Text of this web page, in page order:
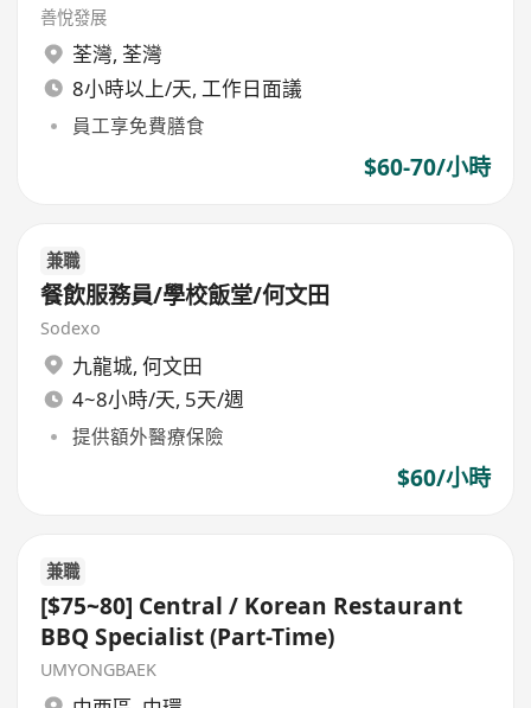
善悅發展
荃灣, 荃灣
8小時以上/天, 工作日面議
員工享免費膳食
$60-70/小時
兼職
餐飲服務員/學校飯堂/何文田
Sodexo
九龍城, 何文田
4~8小時/天, 5天/週
提供額外醫療保險
$60/小時
兼職
[$75~80] Central / Korean Restaurant
BBQ Specialist (Part-Time)
UMYONGBAEK